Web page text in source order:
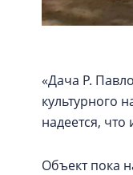
«Дача Р.
культурного
надеется, что
Объект пока